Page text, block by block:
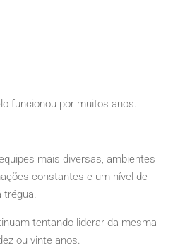
funcionou por muitos anos.
mais diversas, ambientes
constantes e um nível de
trégua.
tentando liderar da mesma
ou vinte anos.